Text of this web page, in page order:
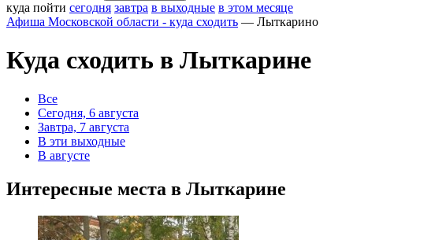
куда пойти сегодня завтра в выходные в этом месяце
Афиша Московской области - куда сходить — Лыткарино
Куда сходить в Лыткарине
Все
Сегодня, 6 августа
Завтра, 7 августа
В эти выходные
В августе
Интересные места в Лыткарине